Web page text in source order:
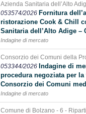
Azienda Sanitaria dell’Alto
053574/2026 Fornitura
ristorazione Cook & Chill
Sanitaria dell’Alto Adige
Indagine di mercato
Consorzio dei Comuni della
053344/2026 Indagine di
procedura negoziata per
Consorzio dei Comuni
Indagine di mercato
Comune di Bolzano - 6 -